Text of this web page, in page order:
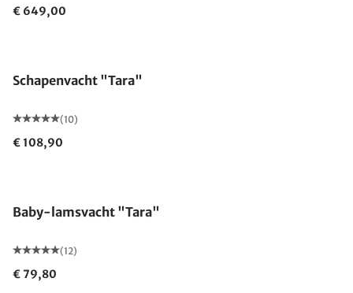
€ 649,00
Schapenvacht "Tara"
(10)
€ 108,90
Baby-lamsvacht "Tara"
(12)
€ 79,80